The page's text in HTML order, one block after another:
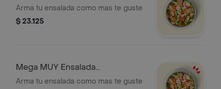
Personalizada
Arma tu ensalada como mas te guste
$ 23.125
Mega MUY Ensalada
Personalizada
Arma tu ensalada como mas te guste